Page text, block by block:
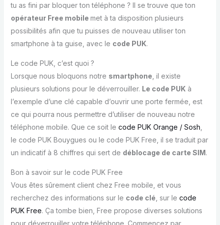
tu as fini par bloquer ton téléphone ? Il se trouve que ton
opérateur Free mobile met à ta disposition plusieurs
possibilités afin que tu puisses de nouveau utiliser ton
smartphone à ta guise, avec le code PUK.
Le code PUK, c’est quoi ?
Lorsque nous bloquons notre smartphone , il existe
plusieurs solutions pour le déverrouiller. Le code PUKà
l’exemple d’une clé capable d’ouvrir une porte fermée, est
ce qui pourra nous permettre d’utiliser de nouveau notre
téléphone mobile. Que ce soit le code PUK Orange / Sosh
le code PUK Bouygues ou le code PUK Free, il se traduit par
un indicatif à 8 chiffres qui sert de déblocage de carte SIM.
Bon à savoir sur le code PUK Free
Vous êtes sûrement client chez Free mobile, et vous
recherchez des informations sur le code clé , sur le code
PUK Free. Ça tombe bien, Free propose diverses solutions